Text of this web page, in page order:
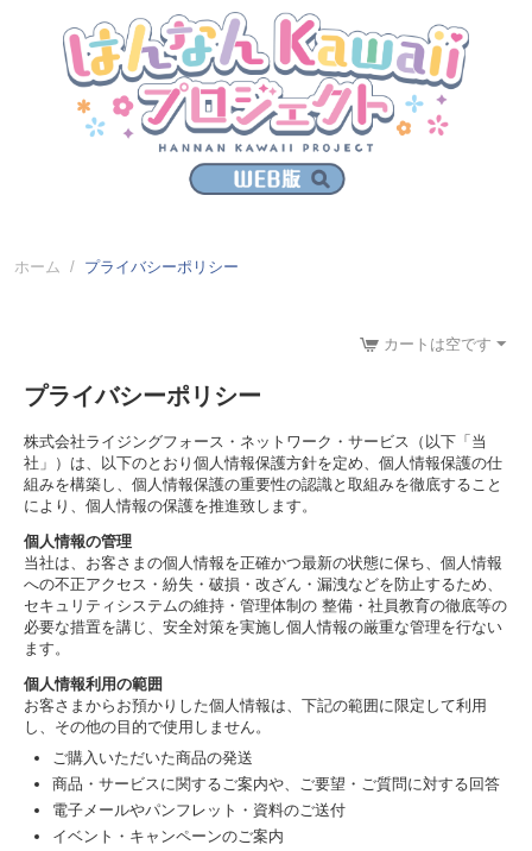
ホーム / プライバシーポリシー
カートは空です
プライバシーポリシー
株式会社ライジングフォース・ネットワーク・サービス（以下「当
社」）は、以下のとおり個人情報保護方針を定め、個人情報保護の仕
組みを構築し、個人情報保護の重要性の認識と取組みを徹底すること
により、個人情報の保護を推進致します。
個人情報の管理
当社は、お客さまの個人情報を正確かつ最新の状態に保ち、個人情報
への不正アクセス・紛失・破損・改ざん・漏洩などを防止するため、
セキュリティシステムの維持・管理体制の 整備・社員教育の徹底等の
必要な措置を講じ、安全対策を実施し個人情報の厳重な管理を行ない
ます。
個人情報利用の範囲
お客さまからお預かりした個人情報は、下記の範囲に限定して利用
し、その他の目的で使用しません。
ご購入いただいた商品の発送
商品・サービスに関するご案内や、ご要望・ご質問に対する回答
電子メールやパンフレット・資料のご送付
イベント・キャンペーンのご案内